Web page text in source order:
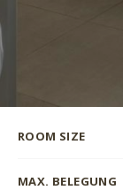
ROOM SIZE
MAX. BELEGUNG